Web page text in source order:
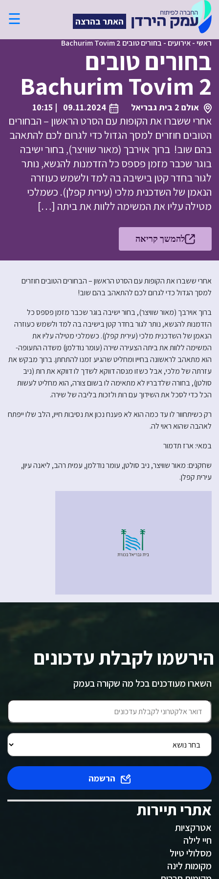
האתר בהרצה ☰
ראשי-אירועים - בחורים טובים Bachurim Tovim 2
בחורים טובים
Bachurim Tovim 2
אולם 2 בית גבריאל 09.11.2024
| 10:15
אחרי ששברו את הקופות עם הסרט הראשון – הבחורים
הטובים חוזרים למסך הגדול כדי לגרום לכם להתאהב
בהם שוב! ברוך אוירבך (מאור שוויצר), בחור ישיבה
בוגר שכבר מזמן פספס כל הזדמנות להנשא, נותר
לגור בחדר קטן בישיבה בה למד ולשמש כעוזרה
הנאמן של השדכנית מלכי (עירית קפלן). כשמלכי
מטילה עליו את המשימה ללוות את ביתה […]
להמשך קריאה
אחרי ששברו את הקופות עם הסרט הראשון – הבחורים הטובים חוזרים
למסך הגדול כדי לגרום לכם להתאהב בהם שוב!
ברוך אוירבך (מאור שוויצר), בחור ישיבה בוגר שכבר מזמן פספס כל
הזדמנות להנשא, נותר לגור בחדר קטן בישיבה בה למד ולשמש כעוזרה
הנאמן של השדכנית מלכי (עירית קפלן). כשמלכי מטילה עליו את
המשימה ללוות את ביתה הצעירה שירה (עומר נודלמן) משדה התעופה-
הוא מתאהב לראשונה בחייו ומחליט שהגיע זמנו להתחתן. ברוך מבקש את
עזרתה של מלכי, אבל כשזו מנסה דווקא לשדך לו דווקא את רות (ניב
סולטן), בחורה שלדבריו לא מתאימה לו בשום צורה, הוא מחליט לעשות
הכל כדי לסכל את השידוך עם רות ולזכות בליבה של שירה.
רק כשיתחוור לו עד כמה הוא לא פענח נכון את נסיבות חייו, הלב שלו ייפתח
לאהבה שהוא ראוי לה.
במאי: ארז תדמור
שחקנים: מאור שוויצר, ניב סולטן, עומר נודלמן, עמית רהב, ליאנה עיון,
עירית קפלן.
הירשמו לקבלת עדכונים
השארו מעודכנים בכל מה שקורה בעמק
הרשמה
אתרי תיירות
אטרקציות
חיי לילה
מסלולי טיול
מקומות לינה